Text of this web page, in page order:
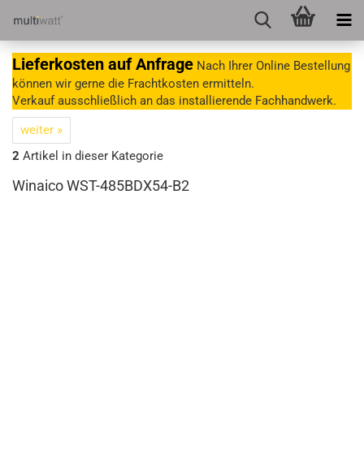
Lieferkosten auf Anfrage Nach Ihrer Online Bestellung
können wir gerne die Frachtkosten ermitteln.
Verkauf ausschließlich an das installierende Fachhandwerk.
weiter »
2 Artikel in dieser Kategorie
Winaico WST-485BDX54-B2